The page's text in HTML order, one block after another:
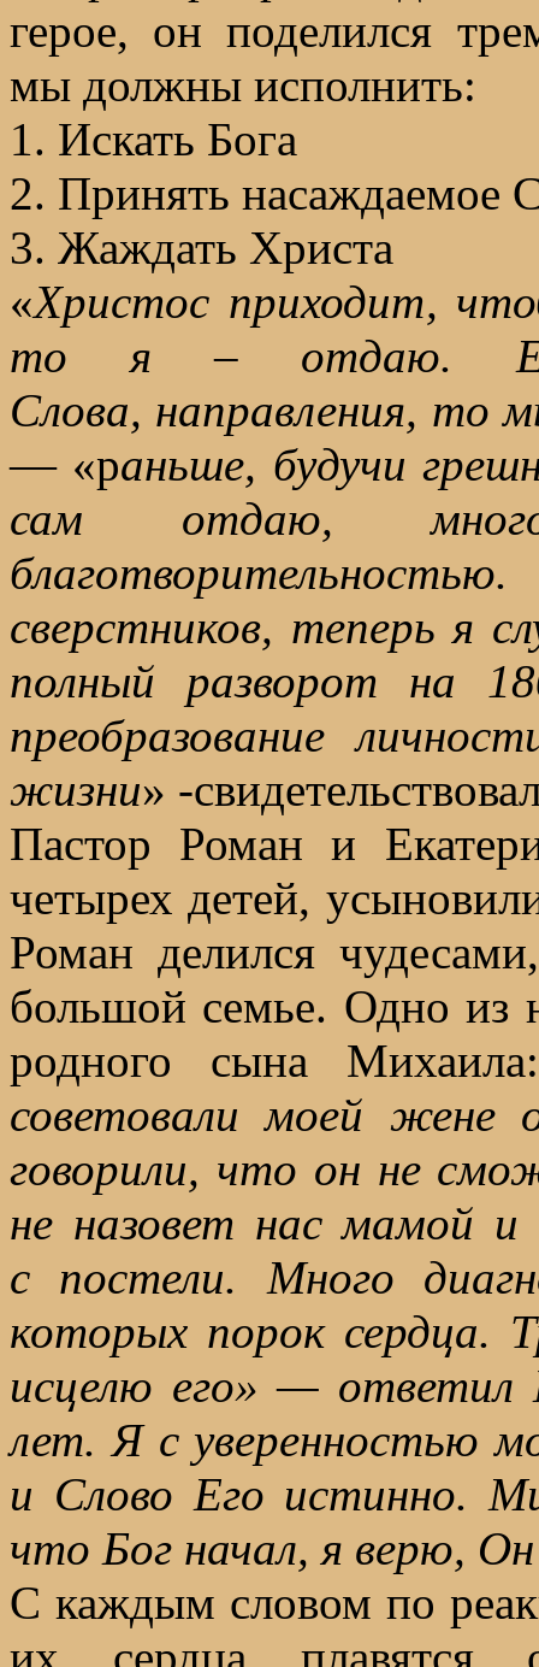
герое, он поделился
мы должны исполнить:
1. Искать Бога
2. Принять насаждаемое
3. Жаждать Христа
«Христос приходит,
то я – отдаю.
Слова, направления, то
— «раньше, будучи
сам отдаю,
сверстников, теперь я
полный разворот на
преобразование
жизни» -
Пастор Роман и
четырех детей,
Роман делился
большой семье. Одно из
родного сына
советовали моей жене
говорили, что он не
не назовет нас мамой и
с постели. Много
которых порок сердца.
исцелю его» — ответил
лет. Я с уверенностью
и Слово Его истинно.
что Бог начал, я верю,
С каждым словом по
их сердца плавятся